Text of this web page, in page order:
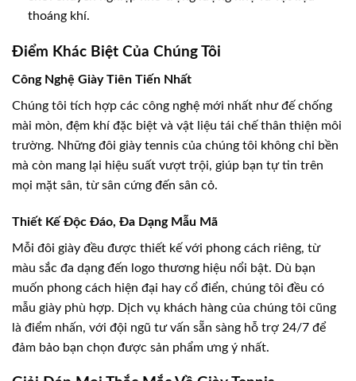
thoáng khí.
Điểm Khác Biệt Của Chúng Tôi
Công Nghệ Giày Tiên Tiến Nhất
Chúng tôi tích hợp các công nghệ mới nhất như đế chống
mài mòn, đệm khí đặc biệt và vật liệu tái chế thân thiện môi
trường. Những đôi giày tennis của chúng tôi không chỉ bền
mà còn mang lại hiệu suất vượt trội, giúp bạn tự tin trên
mọi mặt sân, từ sân cứng đến sân cỏ.
Thiết Kế Độc Đáo, Đa Dạng Mẫu Mã
Mỗi đôi giày đều được thiết kế với phong cách riêng, từ
màu sắc đa dạng đến logo thương hiệu nổi bật. Dù bạn
muốn phong cách hiện đại hay cổ điển, chúng tôi đều có
mẫu giày phù hợp. Dịch vụ khách hàng của chúng tôi cũng
là điểm nhấn, với đội ngũ tư vấn sẵn sàng hỗ trợ 24/7 để
đảm bảo bạn chọn được sản phẩm ưng ý nhất.